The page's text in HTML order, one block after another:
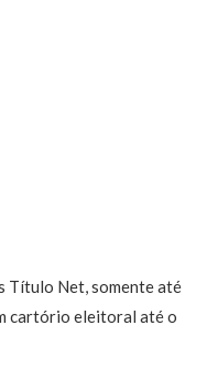
Título Net, somente até
cartório eleitoral até o